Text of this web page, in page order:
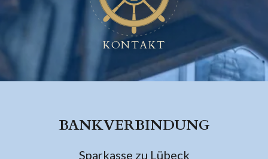
KONTAKT
BANKVERBINDUNG
Sparkasse zu Lübeck